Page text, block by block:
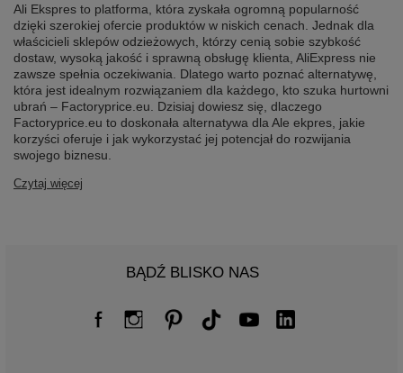
Ali Ekspres to platforma, która zyskała ogromną popularność
dzięki szerokiej ofercie produktów w niskich cenach. Jednak dla
właścicieli sklepów odzieżowych, którzy cenią sobie szybkość
dostaw, wysoką jakość i sprawną obsługę klienta, AliExpress nie
zawsze spełnia oczekiwania. Dlatego warto poznać alternatywę,
która jest idealnym rozwiązaniem dla każdego, kto szuka hurtowni
ubrań – Factoryprice.eu. Dzisiaj dowiesz się, dlaczego
Factoryprice.eu to doskonała alternatywa dla Ale ekpres, jakie
korzyści oferuje i jak wykorzystać jej potencjał do rozwijania
swojego biznesu.
Czytaj więcej
BĄDŹ BLISKO NAS